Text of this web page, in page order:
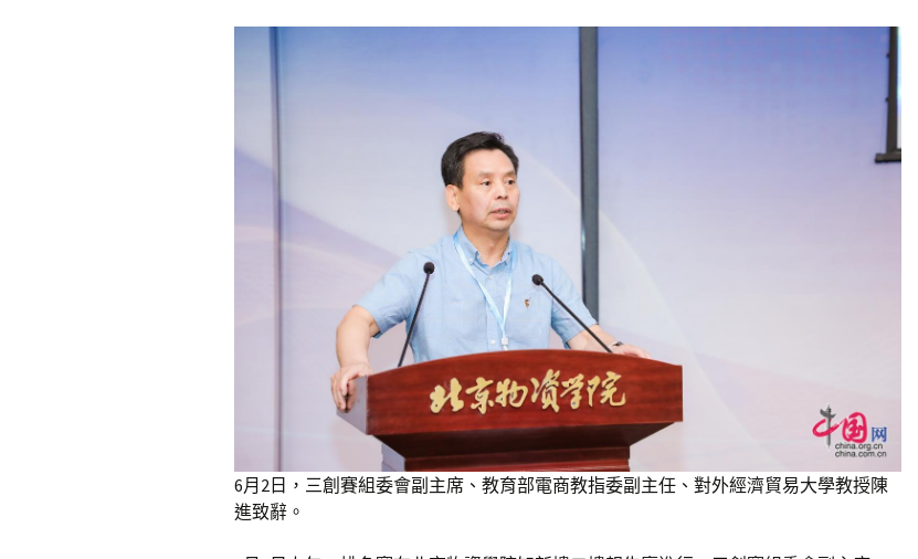
6月2日，三創賽組委會副主席、教育部電商教指委副主任、對外經濟貿易大學教授陳
進致辭。